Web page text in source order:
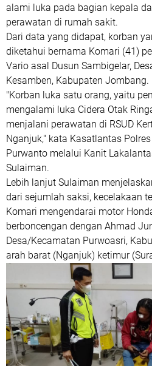
alami luka pada bagian kepala
perawatan di rumah sakit.
Dari data yang didapat, korban
diketahui bernama Komari (41)
Vario asal Dusun Sambigelar,
Kesamben, Kabupaten Jombang.
"Korban luka satu orang, yaitu
mengalami luka Cidera Otak
menjalani perawatan di RSUD
Nganjuk," kata Kasatlantas
Purwanto melalui Kanit
Sulaiman.
Lebih lanjut Sulaiman
dari sejumlah saksi, kecelakaan
Komari mengendarai motor
berboncengan dengan Ahmad
Desa/Kecamatan Purwoasri,
arah barat (Nganjuk) ketimur